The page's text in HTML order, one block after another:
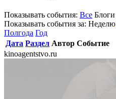
Показывать события: Все Блоги
Показывать события за: Неделю
Полгода Год
Дата Раздел Автор Событие
kinoagentstvo.ru